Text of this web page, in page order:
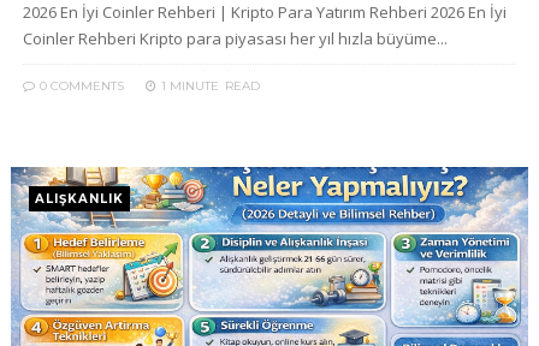
2026 En İyi Coinler Rehberi | Kripto Para Yatırım Rehberi 2026 En İyi
Coinler Rehberi Kripto para piyasası her yıl hızla büyüme...
0 COMMENTS 1 MINUTE READ
ALIŞKANLIK